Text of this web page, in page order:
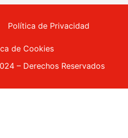
Política de Privacidad
de Cookies
– Derechos Reservados